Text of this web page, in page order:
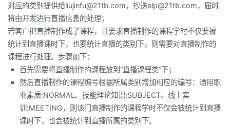
对应的类别提供给liujinfu@21tb.com，抄送elp@21tb.com，届时
将由开发进行直播信息的处理；
若客户把直播制作成了课程，且要求直播制作的课程学时不仅要被
统计到直播课时下，也要统计直播的类别下，则需要对直播制作的
课程进行处理。步骤如下：
首先需要将直播制作的课程放到“直播课程类”下；
然后直播制作的课程编号根据所属类别增加相应的编号：通用职
业素质:NORMAL、技能理论知识:SUBJECT、线上实
训:MEETING，则该门直播制作的课程学时不仅会被统计到直播
课时下，也会被统计到直播所属的类别下。